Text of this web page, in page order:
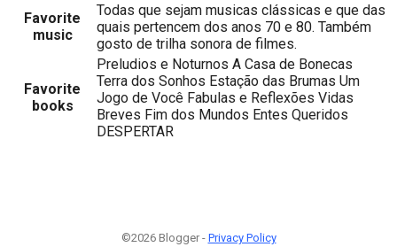
Favorite
music
Todas que sejam musicas clássicas e que das
quais pertencem dos anos 70 e 80. Também
gosto de trilha sonora de filmes.
Favorite
books
Preludios e Noturnos A Casa de Bonecas
Terra dos Sonhos Estação das Brumas Um
Jogo de Você Fabulas e Reflexões Vidas
Breves Fim dos Mundos Entes Queridos
DESPERTAR
©2026 Blogger - Privacy Policy